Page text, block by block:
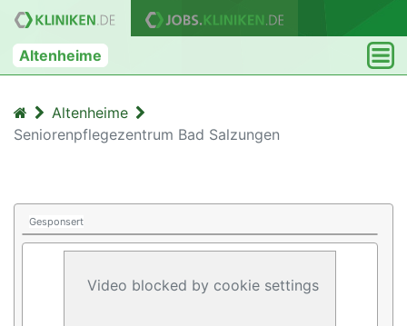
Altenheime
Altenheime
Seniorenpflegezentrum Bad Salzungen
Gesponsert
Video blocked by cookie settings